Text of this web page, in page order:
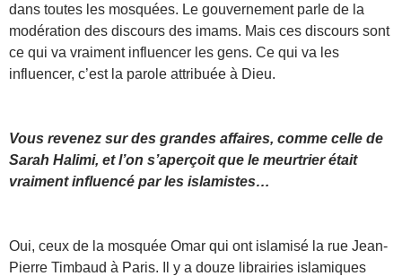
dans toutes les mosquées. Le gouvernement parle de la
modération des discours des imams. Mais ces discours sont
ce qui va vraiment influencer les gens. Ce qui va les
influencer, c’est la parole attribuée à Dieu.
Vous revenez sur des grandes affaires, comme celle de
Sarah Halimi, et l’on s’aperçoit que le meurtrier était
vraiment influencé par les islamistes…
Oui, ceux de la mosquée Omar qui ont islamisé la rue Jean-
Pierre Timbaud à Paris. Il y a douze librairies islamiques